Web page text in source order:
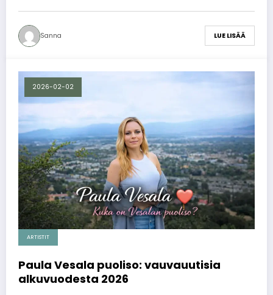
Sanna LUE LISÄÄ
2026-02-02
ARTISTIT
Paula Vesala puoliso: vauvauutisia
alkuvuodesta 2026